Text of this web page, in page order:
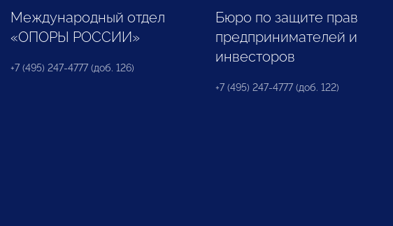
Международный отдел
«ОПОРЫ РОССИИ»
+7 (495) 247-4777 (доб. 126)
Бюро по защите прав
предпринимателей и
инвесторов
+7 (495) 247-4777 (доб. 122)